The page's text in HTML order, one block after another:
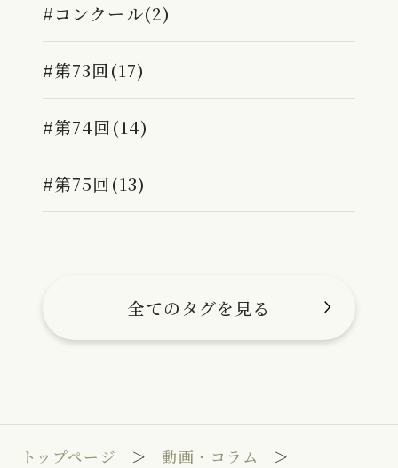
トップページ
動画・コラム
#コンクール(2)
#第73回(17)
#第74回(14)
#第75回(13)
全てのタグを見る